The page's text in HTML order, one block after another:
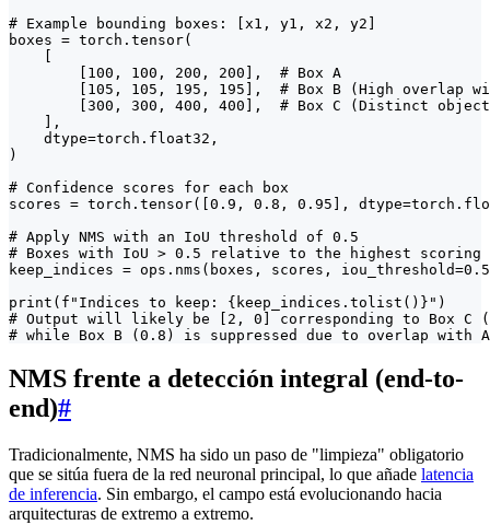
# Example bounding boxes: [x1, y1, x2, y2]
boxes = torch.tensor(
    [
        [100, 100, 200, 200],  # Box A
[105, 105, 195, 195],  # Box B (High overlap
[300, 300, 400, 400],  # Box C (Distinct
    ],
    dtype=torch.float32,
)
# Confidence scores for each box
scores = torch.tensor([0.9, 0.8, 0.95],
# Apply NMS with an IoU threshold of 0.5
# Boxes with IoU > 0.5 relative to the highest scoring
keep_indices = ops.nms(boxes, scores,
print(f"Indices to keep: {keep_indices.tolist()}")
# Output will likely be [2, 0] corresponding to Box C
# while Box B (0.8) is suppressed due to overlap with
NMS frente a detección integral (end-to-
end)#
Tradicionalmente, NMS ha sido un paso de "limpieza" obligatorio
que se sitúa fuera de la red neuronal principal, lo que añade latencia
de inferencia. Sin embargo, el campo está evolucionando hacia
arquitecturas de extremo a extremo.